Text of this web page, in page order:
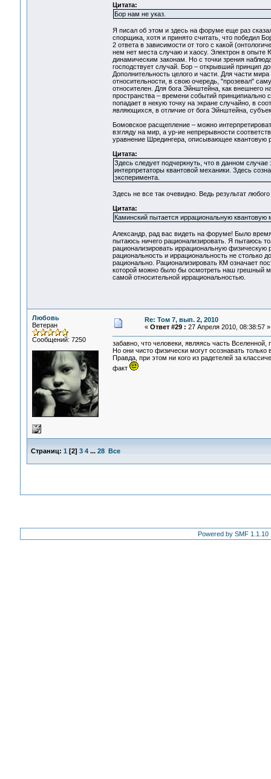
Цитата:
Бор нам не указ.
Я писал об этом и здесь на форуме еще раз
спорщика, хотя и принято считать, что победил
2 ответа в зависимости от того с какой
нем нет места случаю и хаосу. Электрон в опыте
динамическим законам. Но с точки зрения
господствует случай. Бор – открывший принцип
Дополнительность целого и части. Для части
относительности, в свою очередь, "прозевал"
относителен. Для бога Эйнштейна, как внешнего
пространства – времени событий
попадает в некую точку на экране случайно, в
являющихся, в отличие от бога Эйнштейна,
Бомовское расщепление – можно
взгляду на мир, а ур-ие непрерывности
уравнение Шредингера, описывающее квантовую
Цитата:
Здесь следует подчеркнуть, что в данном
интерпретаторы квантовой механики. Здесь
эксперимента.
Здесь не все так очевидно. Ведь результат
Цитата:
Каминский пытается иррациональную квантовую
Александр, рад вас видеть на форуме! Было
пытаюсь ничего рационализировать. Я пытаюсь
рационализировать иррациональную физическую
рациональность и иррациональность не столько
рационально. Рационализировать КМ означает
которой можно было бы осмотреть наш грешный
самой относительной иррациональностью.
Любовь
Ветеран
Сообщений: 7250
Re: Том 7, вып. 2, 2010
« Ответ #29 : 27 Апреля 2010, 08:38:57 »
забавно, что человеки, являясь часть
Но они чисто физически могут осознавать
Правда, при этом ни кого из радетелей за
факт
Страниц: 1 [2] 3 4 ... 28 Все
Powered by SMF 1.1.10